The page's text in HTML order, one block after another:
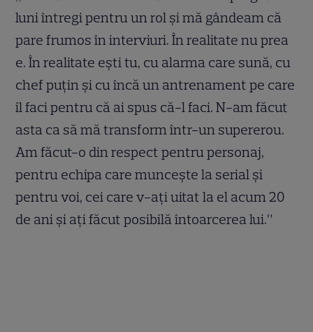
luni întregi pentru un rol și mă gândeam că
pare frumos în interviuri. În realitate nu prea
e. În realitate ești tu, cu alarma care sună, cu
chef puțin și cu încă un antrenament pe care
îl faci pentru că ai spus că-l faci. N-am făcut
asta ca să mă transform într-un supererou.
Am făcut-o din respect pentru personaj,
pentru echipa care muncește la serial și
pentru voi, cei care v-ați uitat la el acum 20
de ani și ați făcut posibilă întoarcerea lui.”